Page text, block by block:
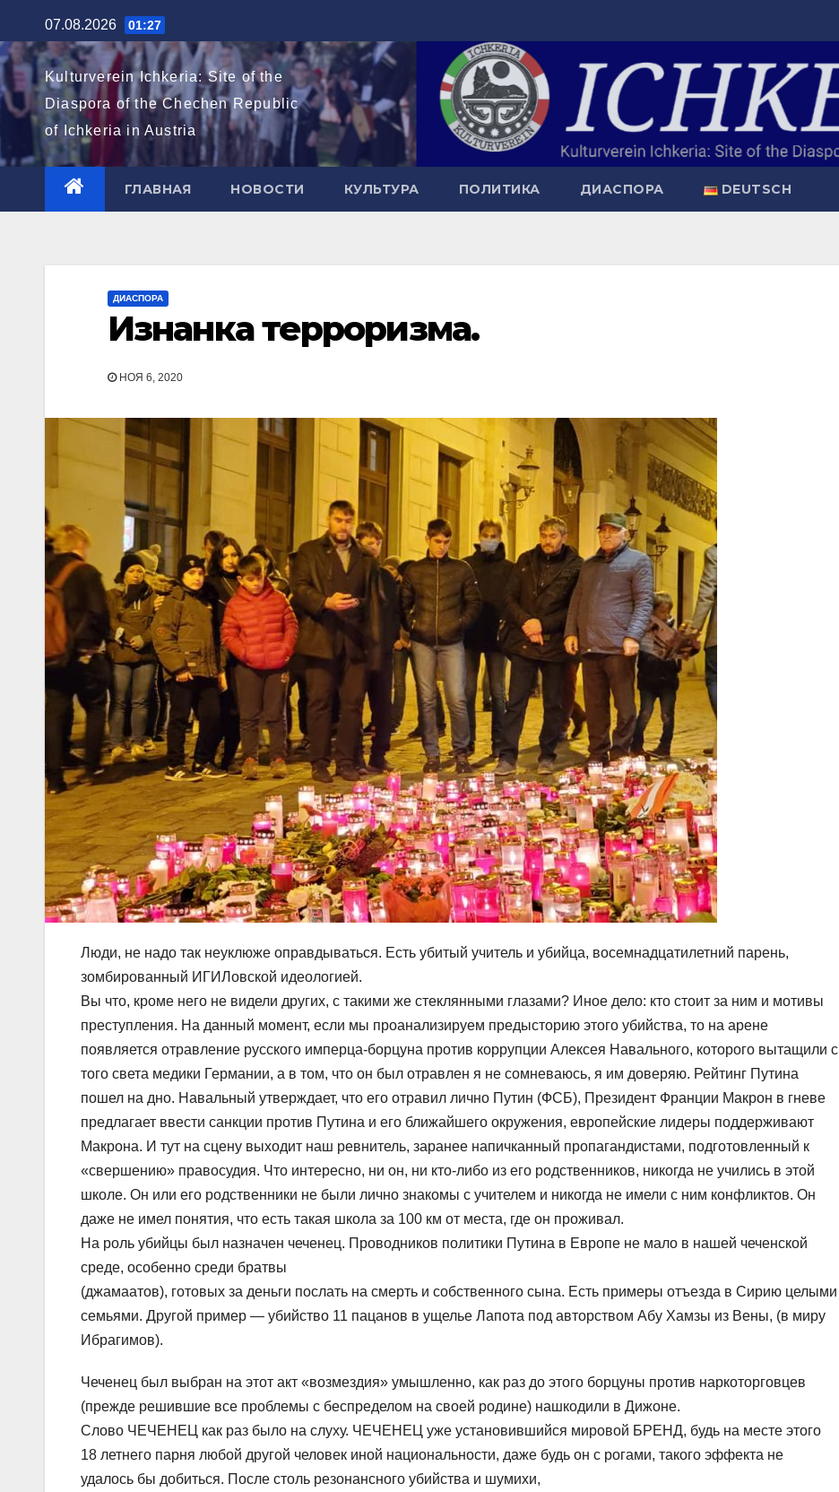
к
содержимому
07.08.2026 01:27
Kulturverein Ichkeria: Site of the
Diaspora of the Chechen Republic
of Ichkeria in Austria
ГЛАВНАЯ НОВОСТИ КУЛЬТУРА ПОЛИТИКА ДИАСПОРА DEUTSCH
ДИАСПОРА
Изнанка терроризма.
НОЯ 6, 2020
Люди, не надо так неуклюже оправдываться. Есть убитый учитель и убийца, восемнадцатилетний парень,
зомбированный ИГИЛовской идеологией.
Вы что, кроме него не видели других, с такими же стеклянными глазами? Иное дело: кто стоит за ним и мотивы
преступления. На данный момент, если мы проанализируем предысторию этого убийства, то на арене
появляется отравление русского имперца-борцуна против коррупции Алексея Навального, которого вытащили с
того света медики Германии, а в том, что он был отравлен я не сомневаюсь, я им доверяю. Рейтинг Путина
пошел на дно. Навальный утверждает, что его отравил лично Путин (ФСБ), Президент Франции Макрон в гневе
предлагает ввести санкции против Путина и его ближайшего окружения, европейские лидеры поддерживают
Макрона. И тут на сцену выходит наш ревнитель, заранее напичканный пропагандистами, подготовленный к
«свершению» правосудия. Что интересно, ни он, ни кто-либо из его родственников, никогда не учились в этой
школе. Он или его родственники не были лично знакомы с учителем и никогда не имели с ним конфликтов. Он
даже не имел понятия, что есть такая школа за 100 км от места, где он проживал.
На роль убийцы был назначен чеченец. Проводников политики Путина в Европе не мало в нашей чеченской
среде, особенно среди братвы
(джамаатов), готовых за деньги послать на смерть и собственного сына. Есть примеры отъезда в Сирию целыми
семьями. Другой пример — убийство 11 пацанов в ущелье Лапота под авторством Абу Хамзы из Вены, (в миру
Ибрагимов).
Чеченец был выбран на этот акт «возмездия» умышленно, как раз до этого борцуны против наркоторговцев
(прежде решившие все проблемы с беспределом на своей родине) нашкодили в Дижоне.
Слово ЧЕЧЕНЕЦ как раз было на слуху. ЧЕЧЕНЕЦ уже установившийся мировой БРЕНД, будь на месте этого
18 летнего парня любой другой человек иной национальности, даже будь он с рогами, такого эффекта не
удалось бы добиться. После столь резонансного убийства и шумихи,